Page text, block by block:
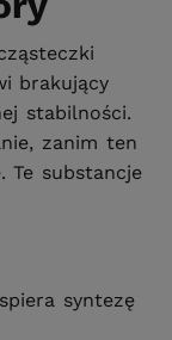
brakujący
stabilności.
zanim ten
Te substancje
syntezę